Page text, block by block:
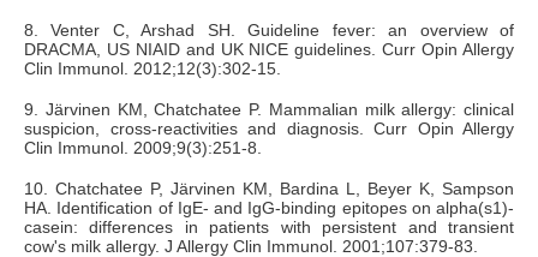
8. Venter C, Arshad SH. Guideline fever: an overview of
DRACMA, US NIAID and UK NICE guidelines. Curr Opin Allergy
Clin Immunol. 2012;12(3):302-15.
9. Järvinen KM, Chatchatee P. Mammalian milk allergy: clinical
suspicion, cross-reactivities and diagnosis. Curr Opin Allergy
Clin Immunol. 2009;9(3):251-8.
10. Chatchatee P, Järvinen KM, Bardina L, Beyer K, Sampson
HA. Identification of IgE- and IgG-binding epitopes on alpha(s1)-
casein: differences in patients with persistent and transient
cow's milk allergy. J Allergy Clin Immunol. 2001;107:379-83.